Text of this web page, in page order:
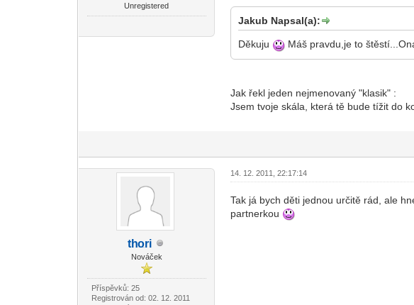
Unregistered
Jakub Napsal(a):
Děkuju Máš pravdu,je to
Jak řekl jeden nejmenovaný "klasik" :
Jsem tvoje skála, která tě bude tížit do
thori
Nováček
Příspěvků: 25
Registrován od: 02. 12. 2011
14. 12. 2011, 22:17:14
Tak já bych děti jednou určitě rád, ale
partnerkou